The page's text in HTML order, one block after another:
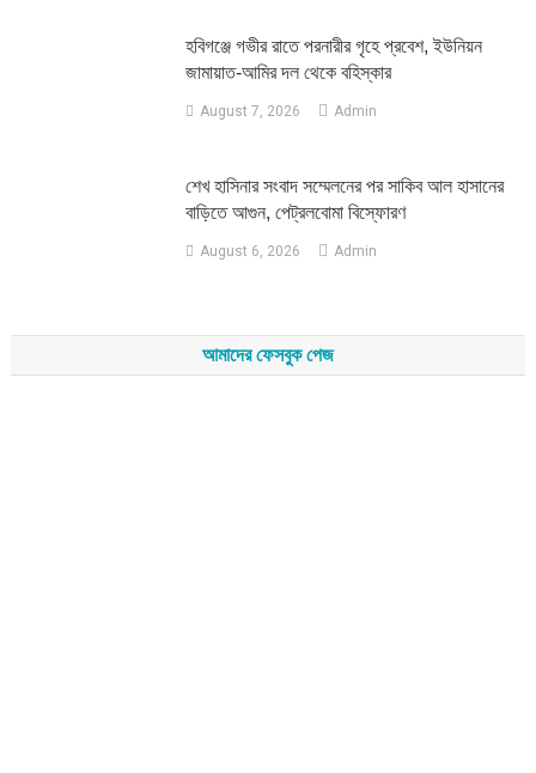
হবিগঞ্জে গভীর রাতে পরনারীর গৃহে প্রবেশ, ইউনিয়ন
জামায়াত-আমির দল থেকে বহিস্কার
August 7, 2026 Admin
শেখ হাসিনার সংবাদ সম্মেলনের পর সাকিব আল হাসানের
বাড়িতে আগুন, পেট্রলবোমা বিস্ফোরণ
August 6, 2026 Admin
আমাদের ফেসবুক পেজ